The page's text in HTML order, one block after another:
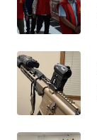
WALINKI
MAWAKA
ID
MARTABAT